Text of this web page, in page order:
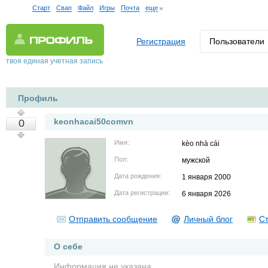
Старт Свап Файл Игры Почта еще
твоя единая учетная запись
Регистрация Пользователи
Профиль
0 keonhacai50comvn
Имя: kèo nhà cái
Пол: мужской
Дата рождения: 1 января 2000
Дата регистрации: 6 января 2026
Отправить сообщение Личный блог
О себе